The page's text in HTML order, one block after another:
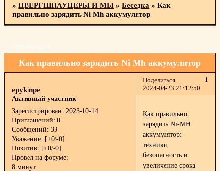
»ЦВЕРГШНАУЦЕРЫ И МЫ »Беседка »Как
правильно зарядить Ni Mh аккумулятор
Как правильно зарядить Ni Mh аккумулятор
Страница: 1
Поделиться
1
2024-04-23 21:12:50
epykinpe
Активный участник
Зарегистрирован: 2023-10-14
Приглашений: 0
Сообщений: 33
Уважение: [+0/-0]
Позитив: [+0/-0]
Провел на форуме:
8 минут
Как правильно
зарядить Ni-MH
аккумулятор:
техники,
безопасность и
увеличение срока